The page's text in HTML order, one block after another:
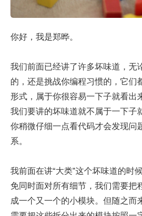
你好，我是郑晔。
我们前面已经讲了许多坏味道，无
的，还是挑战你编程习惯的，它们
形式，属于你很容易一下子就看出
我们要讲的坏味道就不属于一下子
你稍微仔细一点看代码才会发现问
系。
我前面在讲“大类”这个坏味道的时
免同时面对所有细节，我们需要把
成一个又一个的小模块。但随之而